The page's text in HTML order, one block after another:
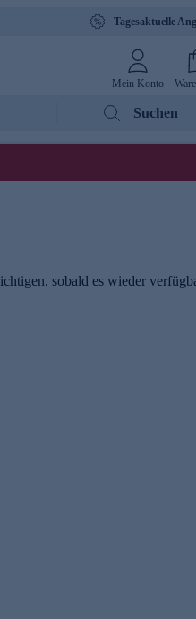
Tagesaktuelle
Mein Konto
Suchen
sobald es wieder